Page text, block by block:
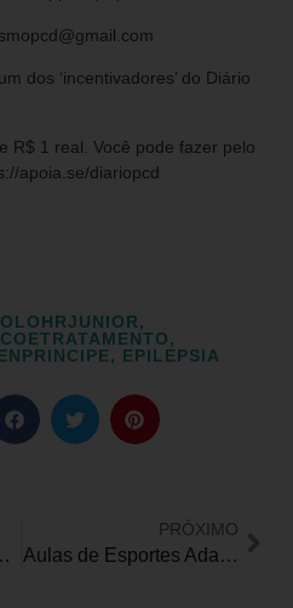
dos ‘incentivadores’ do Diário
R$ 1 real. Você pode fazer pelo
apoia.se/diariopcd
,
,
, EPILEPSIA
diversidade e inclusão
PRÓXIMO
Aulas de Esportes Adaptados